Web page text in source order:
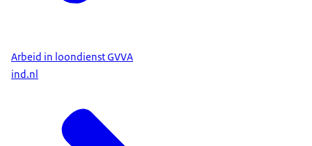
Arbeid in loondienst GVVA
ind.nl